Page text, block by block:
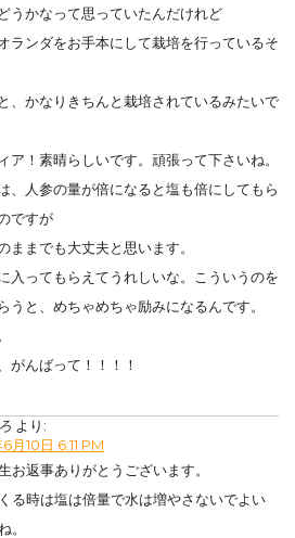
うかなって思っていたんだけれど
ランダをお手本にして栽培を行っているそ
、かなりきちんと栽培されているみたいで
ア！素晴らしいです。頑張って下さいね。
、人参の量が倍になると塩も倍にしてもら
ですが
ままでも大丈夫と思います。
入ってもらえてうれしいな。こういうのを
うと、めちゃめちゃ励みになるんです。
がんばって！！！！
より:
月10日 6:11 PM
お返事ありがとうございます。
る時は塩は倍量で水は増やさないでよい
。